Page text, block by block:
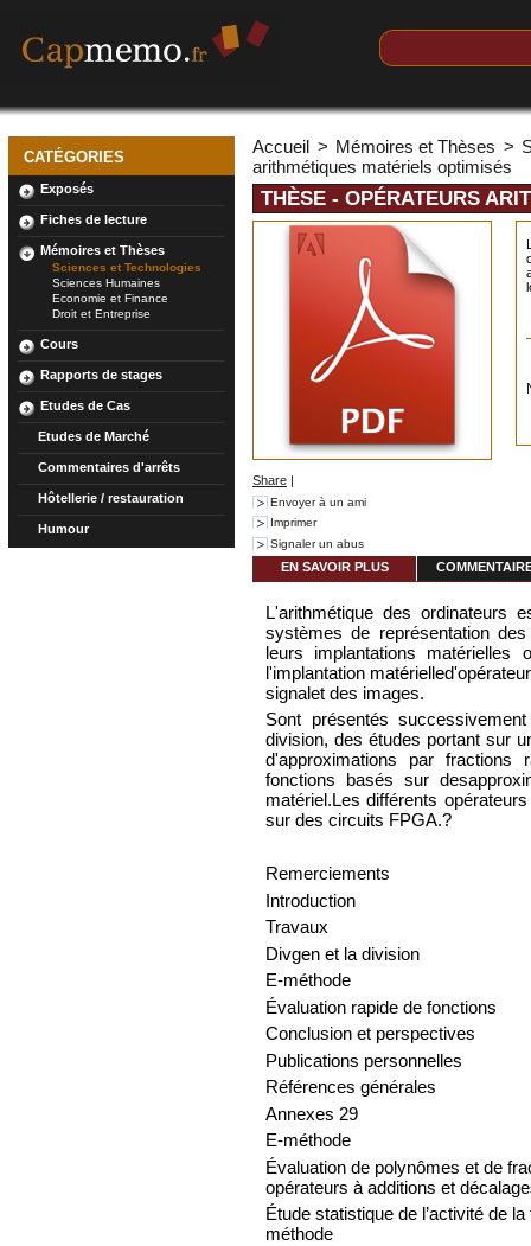
CATÉGORIES
Exposés
Fiches de lecture
Mémoires et Thèses
Sciences et Technologies
Sciences Humaines
Economie et Finance
Droit et Entreprise
Cours
Rapports de stages
Etudes de Cas
Etudes de Marché
Commentaires d'arrêts
Hôtellerie / restauration
Humour
Accueil > Mémoires et Thèses >
arithmétiques matériels optimisés
THÈSE - OPÉRATEURS
Share |
Envoyer à un ami
Imprimer
Signaler un abus
EN SAVOIR PLUS
L'arithmétique des ordinateurs
systèmes de représentation
leurs implantations matérielles
l'implantation
signalet des images.
Sont présentés
division, des études portant sur
d'approximations par fractions
fonctions basés sur
matériel.Les différents
sur des circuits FPGA.?
Remerciements
Introduction
Travaux
Divgen et la division
E-méthode
Évaluation rapide de fonctions
Conclusion et perspectives
Publications personnelles
Références générales
Annexes 29
E-méthode
Évaluation de polynômes et de
opérateurs à additions et
Étude statistique de l’activité de
méthode